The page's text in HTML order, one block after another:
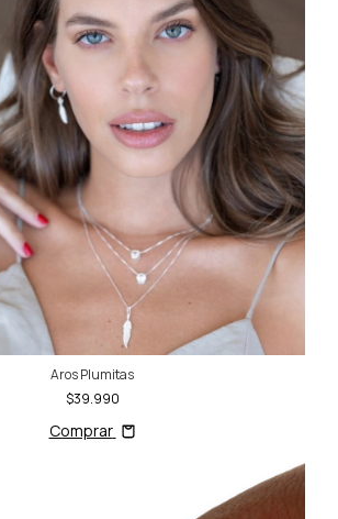
Aros Plumitas
$39.990
Comprar